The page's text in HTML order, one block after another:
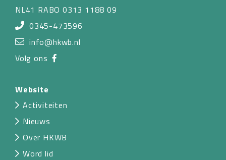
NL41 RABO 0313 1188 09
0345-473596
info@hkwb.nl
Volg ons
Website
Activiteiten
Nieuws
Over HKWB
Word lid